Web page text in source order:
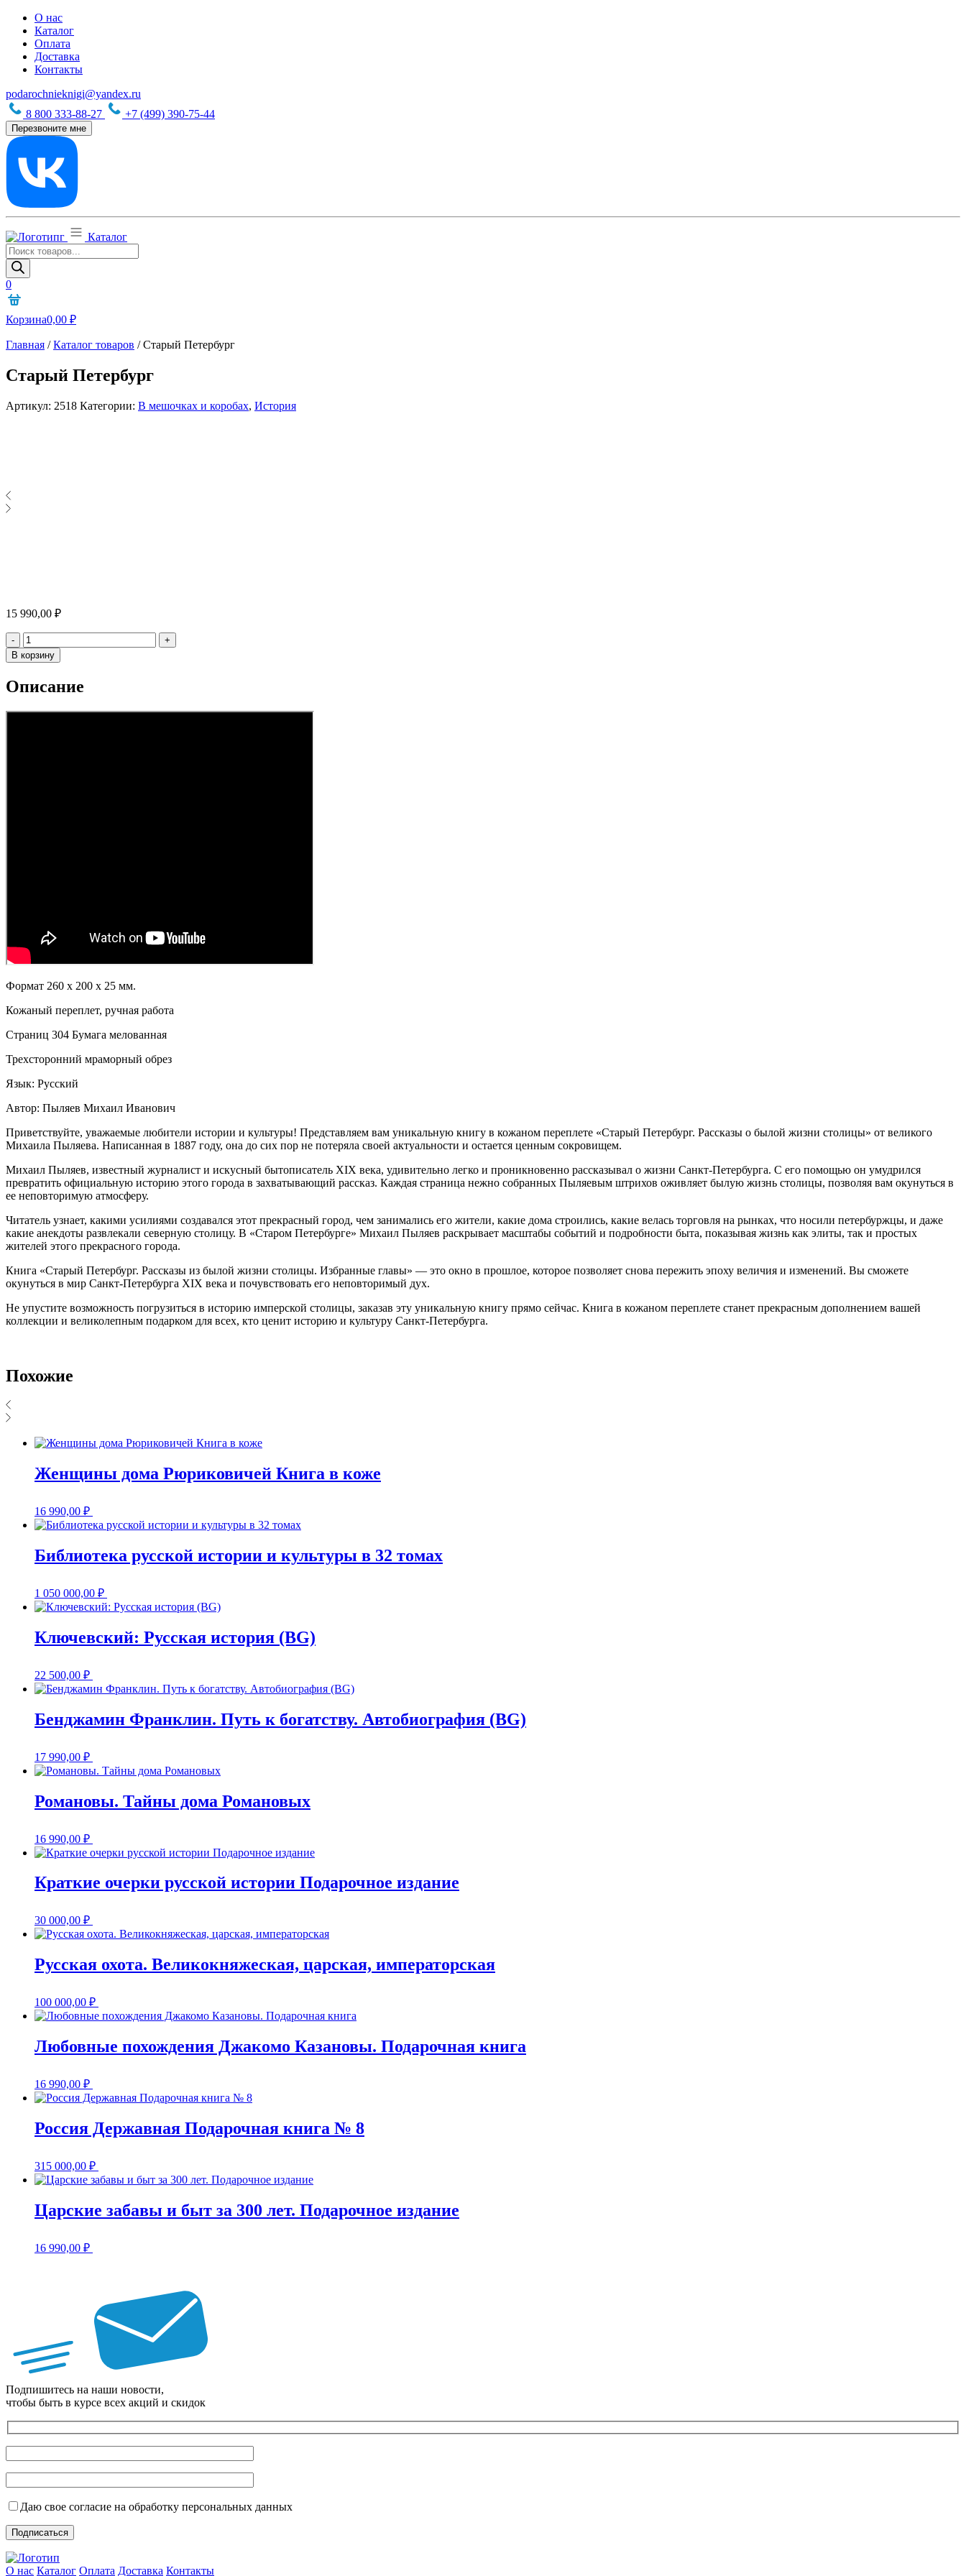
О нас
Каталог
Оплата
Доставка
Контакты
podarochnieknigi@yandex.ru
8 800 333-88-27
+7 (499) 390-75-44
Перезвоните мне
Каталог
Поиск
товаров
0
Корзина0,00 ₽
Главная /Каталог товаров /Старый Петербург
Старый Петербург
Артикул: 2518 Категории: В мешочках и коробах, История
15 990,00 ₽
- Количество
+
В корзину
Описание
Формат 260 х 200 х 25 мм.
Кожаный переплет, ручная работа
Страниц 304 Бумага мелованная
Трехсторонний мраморный обрез
Язык: Русский
Автор: Пыляев Михаил Иванович
Приветствуйте, уважаемые любители истории и культуры! Представляем вам уникальную книгу в кожаном переплете «Старый Петербург. Рассказы о былой жизни столицы» от великого
Михаила Пыляева. Написанная в 1887 году, она до сих пор не потеряла своей актуальности и остается ценным сокровищем.
Михаил Пыляев, известный журналист и искусный бытописатель XIX века, удивительно легко и проникновенно рассказывал о жизни Санкт-Петербурга. С его помощью он умудрился
превратить официальную историю этого города в захватывающий рассказ. Каждая страница нежно собранных Пыляевым штрихов оживляет былую жизнь столицы, позволяя вам окунуться в
ее неповторимую атмосферу.
Читатель узнает, какими усилиями создавался этот прекрасный город, чем занимались его жители, какие дома строились, какие велась торговля на рынках, что носили петербуржцы, и даже
какие анекдоты развлекали северную столицу. В «Старом Петербурге» Михаил Пыляев раскрывает масштабы событий и подробности быта, показывая жизнь как элиты, так и простых
жителей этого прекрасного города.
Книга «Старый Петербург. Рассказы из былой жизни столицы. Избранные главы» — это окно в прошлое, которое позволяет снова пережить эпоху величия и изменений. Вы сможете
окунуться в мир Санкт-Петербурга XIX века и почувствовать его неповторимый дух.
Не упустите возможность погрузиться в историю имперской столицы, заказав эту уникальную книгу прямо сейчас. Книга в кожаном переплете станет прекрасным дополнением вашей
коллекции и великолепным подарком для всех, кто ценит историю и культуру Санкт-Петербурга.
Похожие
Женщины дома Рюриковичей Книга в коже
16 990,00 ₽
Библиотека русской истории и культуры в 32 томах
1 050 000,00 ₽
Ключевский: Русская история (BG)
22 500,00 ₽
Бенджамин Франклин. Путь к богатству. Автобиография (BG)
17 990,00 ₽
Романовы. Тайны дома Романовых
16 990,00 ₽
Краткие очерки русской истории Подарочное издание
30 000,00 ₽
Русская охота. Великокняжеская, царская, императорская
100 000,00 ₽
Любовные похождения Джакомо Казановы. Подарочная книга
16 990,00 ₽
Россия Державная Подарочная книга № 8
315 000,00 ₽
Царские забавы и быт за 300 лет. Подарочное издание
16 990,00 ₽
Подпишитесь на наши новости,
чтобы быть в курсе всех акций и скидок
Даю свое согласие на обработку персональных данных
О нас Каталог Оплата Доставка Контакты